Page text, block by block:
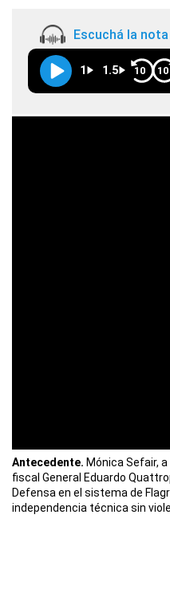
Escuchá la
1 1.5 10 10
Antecedente. Mónica Sefair,
fiscal General Eduardo
Defensa en el sistema de
independencia técnica sin